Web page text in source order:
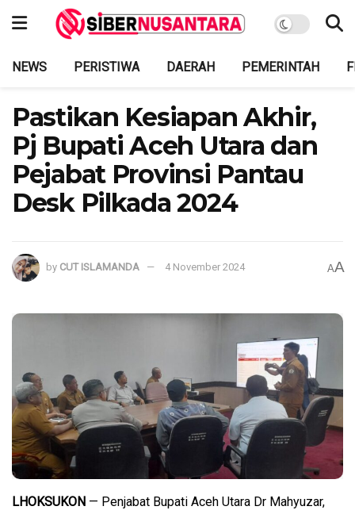
NEWS PERISTIWA DAERAH PEMERINTAH
Pastikan Kesiapan Akhir,
Pj Bupati Aceh Utara dan
Pejabat Provinsi Pantau
Desk Pilkada 2024
by CUT ISLAMANDA 4 November 2024 AA
LHOKSUKON — Penjabat Bupati Aceh Utara Dr Mahyuzar,